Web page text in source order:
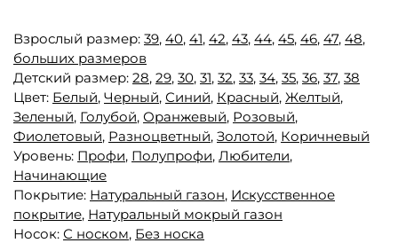
Взрослый размер: 39, 40, 41, 42, 43, 44, 45, 46, 47, 48,
больших размеров
Детский размер: 28, 29, 30, 31, 32, 33, 34, 35, 36, 37, 38
Цвет: Белый, Черный, Синий, Красный, Желтый,
Зеленый, Голубой, Оранжевый, Розовый,
Фиолетовый, Разноцветный, Золотой, Коричневый
Уровень: Профи, Полупрофи, Любители,
Начинающие
Покрытие: Натуральный газон, Искусственное
покрытие, Натуральный мокрый газон
Носок: С носком, Без носка